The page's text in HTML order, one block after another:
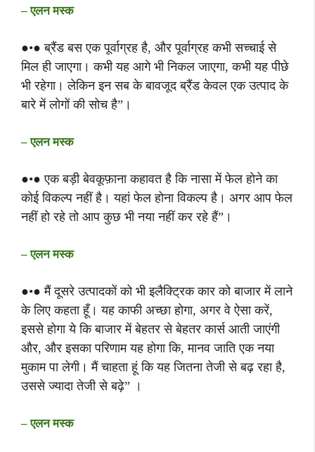
– एलन मस्क
●•● ब्रैंड बस एक पूर्वाग्रह है, और पूर्वाग्रह कभी सच्चाई से
मिल ही जाएगा। कभी यह आगे भी निकल जाएगा, कभी यह पीछे
भी रहेगा। लेकिन इन सब के बावजूद ब्रैंड केवल एक उत्पाद के
बारे में लोगों की सोच है”।
– एलन मस्क
●•● एक बड़ी बेवकूफ़ाना कहावत है कि नासा में फेल होने का
कोई विकल्प नहीं है। यहां फेल होना विकल्प है। अगर आप फेल
नहीं हो रहे तो आप कुछ भी नया नहीं कर रहे हैं”।
– एलन मस्क
●•● मैं दूसरे उत्पादकों को भी इलैक्ट्रिक कार को बाजार में लाने
के लिए कहता हूँ। यह काफी अच्छा होगा, अगर वे ऐसा करें,
इससे होगा ये कि बाजार में बेहतर से बेहतर कार्स आती जाएंगी
और, और इसका परिणाम यह होगा कि, मानव जाति एक नया
मुकाम पा लेगी। मैं चाहता हूं कि यह जितना तेजी से बढ़ रहा है,
उससे ज्यादा तेजी से बढ़े” ।
– एलन मस्क